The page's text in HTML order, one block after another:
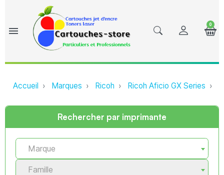
menu
0
Accueil Marques Ricoh Ricoh Aficio GX Series
Rechercher par imprimante
Marque
Famille